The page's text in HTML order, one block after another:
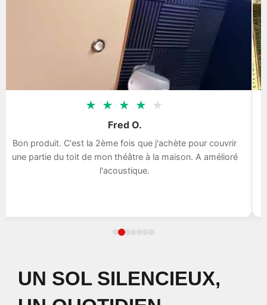
★ ★ ★ ★ ★
Fred O.
Bon produit. C'est la 2ème fois que j'achète pour couvrir
une partie du toit de mon théâtre à la maison. A amélioré
l'acoustique.
UN SOL SILENCIEUX,